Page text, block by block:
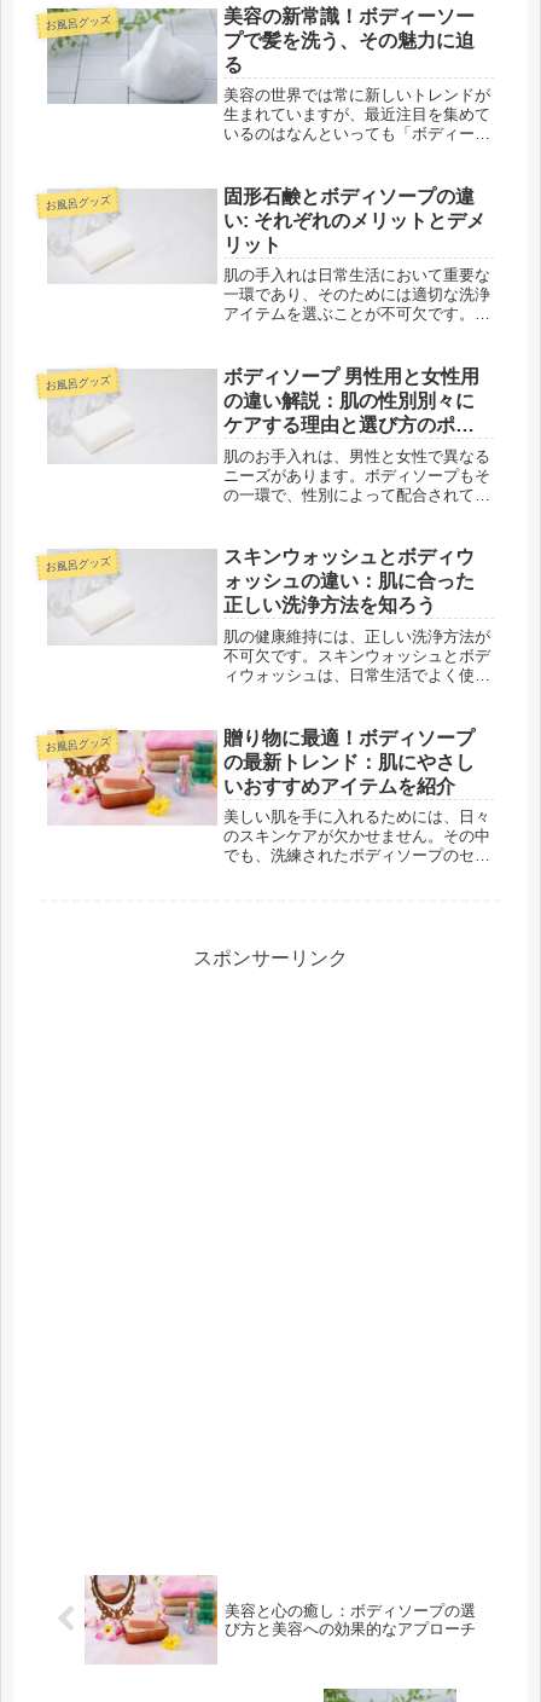
ソープの選び方と美容への効果に焦点
を当て、SEO的にも効果的なアプロ
ー...
お風呂グッズ
美容の新常識！ボディーソー
プで髪を洗う、その魅力に迫
る
美容の世界では常に新しいトレンドが
生まれていますが、最近注目を集めて
いるのはなんといっても「ボディーソ
んでいるのでしょうか？今回はその魅
力に迫ります。肌と髪への優しさを科
学...
お風呂グッズ
固形石鹸とボディソープの違
い: それぞれのメリットとデメ
リット
肌の手入れは日常生活において重要な
一環であり、そのためには適切な洗浄
アイテムを選ぶことが不可欠です。こ
て、それぞれのメリットとデメリット
について詳細に考察していきます。固
形石...
お風呂グッズ
ボディソープ 男性用と女性用
の違い解説：肌の性別別々に
ケアする理由と選び方のポイ
ント
肌のお手入れは、男性と女性で異なる
ニーズがあります。ボディソープもそ
の一環で、性別によって配合されてい
の違い」に焦点を当て、それぞれの特
徴と選び方のポイントについて詳しく
解...
お風呂グッズ
スキンウォッシュとボディウ
ォッシュの違い：肌に合った
正しい洗浄方法を知ろう
肌の健康維持には、正しい洗浄方法が
不可欠です。スキンウォッシュとボデ
ィウォッシュは、日常生活でよく使用
事では、スキンウォッシュとボディウ
ォッシュの違いに焦点を当て、それぞ
れ...
お風呂グッズ
贈り物に最適！ボディソープ
の最新トレンド：肌にやさし
いおすすめアイテムを紹介
美しい肌を手に入れるためには、日々
のスキンケアが欠かせません。その中
でも、洗練されたボディソープのセレ
超...
スポンサーリンク
美容と心の癒し：ボディソープの選
び方と美容への効果的なアプローチ